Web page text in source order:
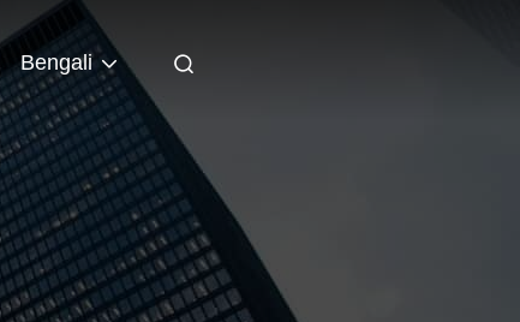
Bengali